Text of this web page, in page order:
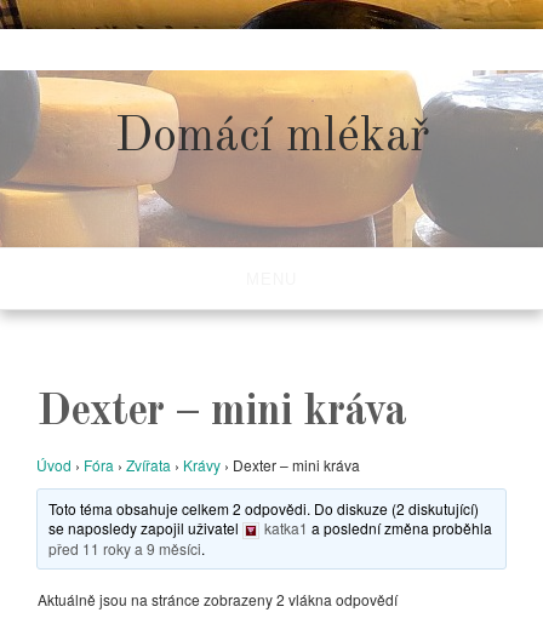
to
content
Domácí mlékař
Dexter – mini kráva
Úvod › Fóra › Zvířata › Krávy › Dexter – mini kráva
Toto téma obsahuje celkem 2 odpovědi. Do diskuze (2 diskutující)
se naposledy zapojil uživatel
katka1 a poslední změna proběhla
před 11 roky a 9 měsíci.
Aktuálně jsou na stránce zobrazeny 2 vlákna odpovědí